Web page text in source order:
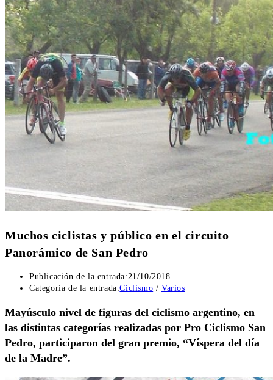
Muchos ciclistas y público en el circuito
Panorámico de San Pedro
Publicación de la entrada:21/10/2018
Categoría de la entrada:Ciclismo / Varios
Mayúsculo nivel de figuras del ciclismo argentino, en
las distintas categorías realizadas por Pro Ciclismo San
Pedro, participaron del gran premio, “Víspera del día
de la Madre”.